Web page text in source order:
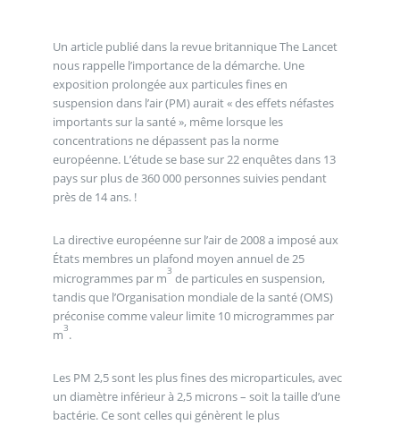
Un article publié dans la revue britannique The Lancet
nous rappelle l’importance de la démarche. Une
exposition prolongée aux particules fines en
suspension dans l’air (PM) aurait « des effets néfastes
importants sur la santé », même lorsque les
concentrations ne dépassent pas la norme
européenne. L’étude se base sur 22 enquêtes dans 13
pays sur plus de 360 000 personnes suivies pendant
près de 14 ans. !
La directive européenne sur l’air de 2008 a imposé aux
États membres un plafond moyen annuel de 25
microgrammes par m3 de particules en suspension,
tandis que l’Organisation mondiale de la santé (OMS)
préconise comme valeur limite 10 microgrammes par
m3.
Les PM 2,5 sont les plus fines des microparticules, avec
un diamètre inférieur à 2,5 microns – soit la taille d’une
bactérie. Ce sont celles qui génèrent le plus